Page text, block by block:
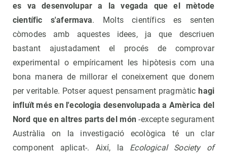
es va desenvolupar a la vegada que el mètode
científic s'afermava. Molts científics es senten
còmodes amb aquestes idees, ja que descriuen
bastant ajustadament el procés de comprovar
experimental o empíricament les hipòtesis com una
bona manera de millorar el coneixement que donem
per veritable. Potser aquest pensament pragmàtichagi
influït més en l'ecologia desenvolupada a Amèrica del
Nord que en altres parts del món-excepte segurament
Austràlia on la investigació ecològica té un clar
component aplicat-. Així, la Ecological Society of